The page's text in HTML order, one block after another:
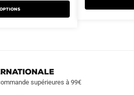
options
supérieures à 99€